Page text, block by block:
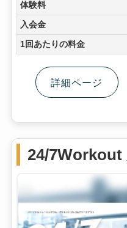
体験料
入会金
1回あたりの料金
詳細ページ
24/7Workout